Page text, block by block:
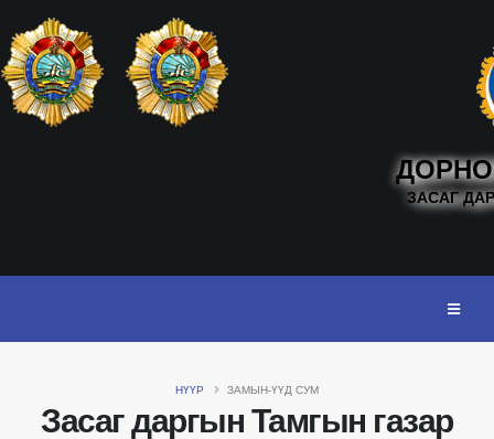
ЗАСАГ
Засаг даргын Тамгын газар
НҮҮР ЗАМЫН-ҮҮД СУМ